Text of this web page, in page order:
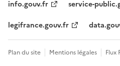
info.gouv.fr
service-
legifrance.gouv.fr
Plan du site Mentions légales Flux